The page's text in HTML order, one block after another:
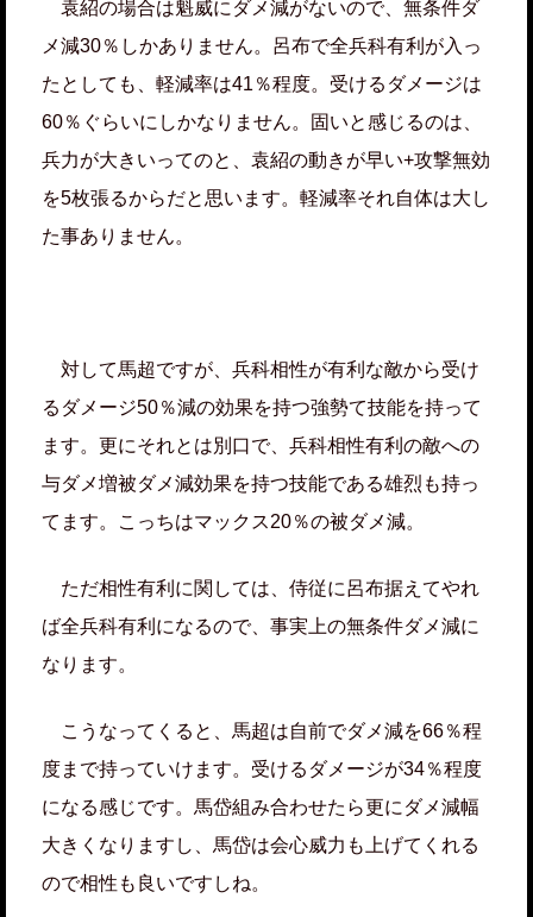
袁紹の場合は魁威にダメ減がないので、無条件ダ
メ減30％しかありません。呂布で全兵科有利が入っ
たとしても、軽減率は41％程度。受けるダメージは
60％ぐらいにしかなりません。固いと感じるのは、
兵力が大きいってのと、袁紹の動きが早い+攻撃無効
を5枚張るからだと思います。軽減率それ自体は大し
た事ありません。
対して馬超ですが、兵科相性が有利な敵から受け
るダメージ50％減の効果を持つ強勢て技能を持って
ます。更にそれとは別口で、兵科相性有利の敵への
与ダメ増被ダメ減効果を持つ技能である雄烈も持っ
てます。こっちはマックス20％の被ダメ減。
ただ相性有利に関しては、侍従に呂布据えてやれ
ば全兵科有利になるので、事実上の無条件ダメ減に
なります。
こうなってくると、馬超は自前でダメ減を66％程
度まで持っていけます。受けるダメージが34％程度
になる感じです。馬岱組み合わせたら更にダメ減幅
大きくなりますし、馬岱は会心威力も上げてくれる
ので相性も良いですしね。